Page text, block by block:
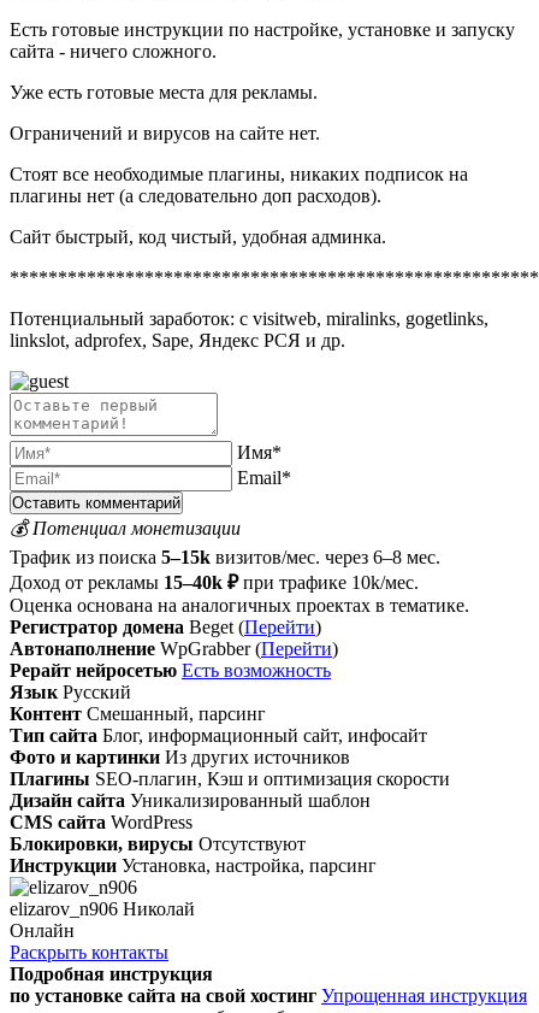
Есть готовые инструкции по настройке, установке и запуску
сайта - ничего сложного.
Уже есть готовые места для рекламы.
Ограничений и вирусов на сайте нет.
Стоят все необходимые плагины, никаких подписок на
плагины нет (а следовательно доп расходов).
Сайт быстрый, код чистый, удобная админка.
Потенциальный заработок: с visitweb, miralinks, gogetlinks,
linkslot, adprofex, Sape, Яндекс РСЯ и др.
Имя*
Email*
💰 Потенциал монетизации
Трафик из поиска 5–15k визитов/мес. через 6–8 мес.
Доход от рекламы 15–40k ₽ при трафике 10k/мес.
Оценка основана на аналогичных проектах в тематике.
Регистратор домена Beget (Перейти)
Автонаполнение WpGrabber (Перейти)
Рерайт нейросетью Есть возможность
Язык Русский
Контент Смешанный, парсинг
Тип сайта Блог, информационный сайт, инфосайт
Фото и картинки Из других источников
Плагины SEO-плагин, Кэш и оптимизация скорости
Дизайн сайта Уникализированный шаблон
CMS сайта WordPress
Блокировки, вирусы Отсутствуют
Инструкции Установка, настройка, парсинг
elizarov_n906 Николай
Онлайн
Раскрыть контакты
Подробная инструкция
по установке сайта на свой хостинг Упрощенная инструкция